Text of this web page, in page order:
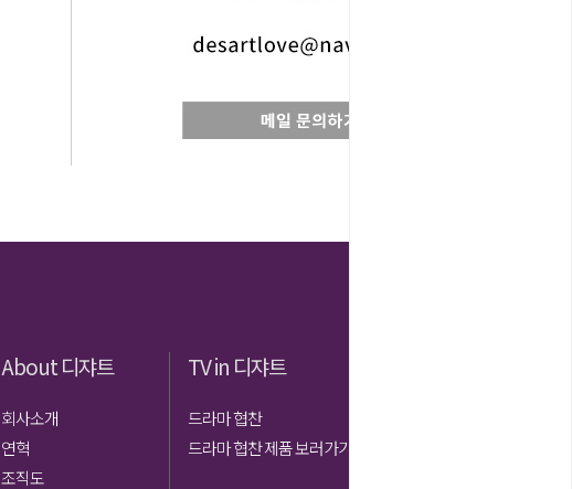
About 디쟈트
회사소개
연혁
조직도
TV in 디쟈트
드라마 협찬
드라마 협찬 제품 보러가기